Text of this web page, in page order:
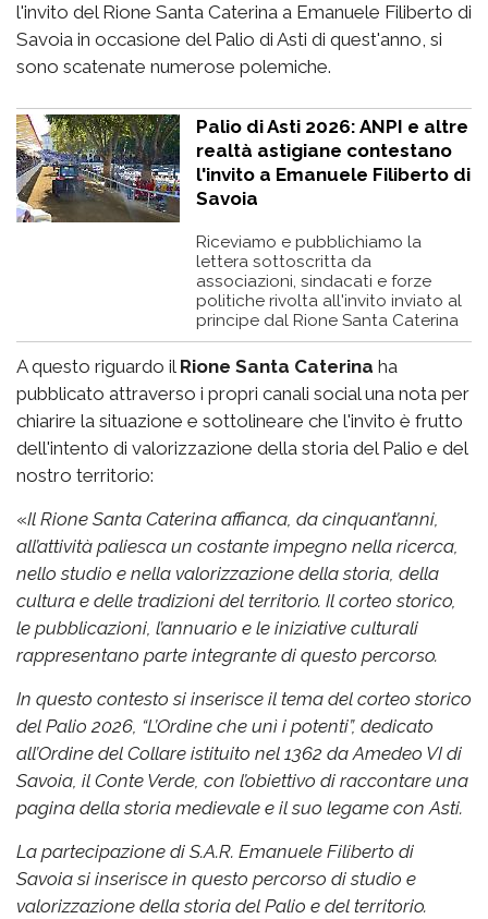
l'invito del Rione Santa Caterina a Emanuele Filiberto di
Savoia in occasione del Palio di Asti di quest'anno, si
sono scatenate numerose polemiche.
Palio di Asti 2026: ANPI e altre
realtà astigiane contestano
l'invito a Emanuele Filiberto di
Savoia
Riceviamo e pubblichiamo la
lettera sottoscritta da
associazioni, sindacati e forze
politiche rivolta all'invito inviato al
principe dal Rione Santa Caterina
A questo riguardo il Rione Santa Caterina ha
pubblicato attraverso i propri canali social una nota per
chiarire la situazione e sottolineare che l'invito è frutto
dell'intento di valorizzazione della storia del Palio e del
nostro territorio:
«Il Rione Santa Caterina affianca, da cinquant’anni,
all’attività paliesca un costante impegno nella ricerca,
nello studio e nella valorizzazione della storia, della
cultura e delle tradizioni del territorio. Il corteo storico,
le pubblicazioni, l’annuario e le iniziative culturali
rappresentano parte integrante di questo percorso.
In questo contesto si inserisce il tema del corteo storico
del Palio 2026, “L’Ordine che unì i potenti”, dedicato
all’Ordine del Collare istituito nel 1362 da Amedeo VI di
Savoia, il Conte Verde, con l’obiettivo di raccontare una
pagina della storia medievale e il suo legame con Asti.
La partecipazione di S.A.R. Emanuele Filiberto di
Savoia si inserisce in questo percorso di studio e
valorizzazione della storia del Palio e del territorio.